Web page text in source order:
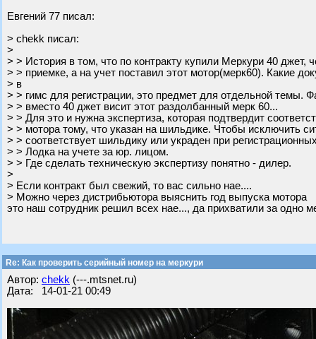
Евгений 77 писал:
> chekk писал:
>
> > История в том, что по контракту купили Меркури 40 джет,
> > приемке, а на учет поставил этот мотор(мерк60). Какие
> в
> > гимс для регистрации, это предмет для отдельной темы.
> > вместо 40 джет висит этот раздолбанный мерк 60...
> > Для это и нужна экспертиза, которая подтвердит
> > мотора тому, что указан на шильдике. Чтобы исключить
> > соответствует шильдику или украден при
> > Лодка на учете за юр. лицом.
> > Где сделать техническую экспертизу понятно - дилер.
>
> Если контракт был свежий, то вас сильно нае....
> Можно через дистрибьютора выяснить год выпуска мотора
это наш сотрудник решил всех нае..., да прихватили за одно
Re: Как проверить серийный номер на меркури
Автор: chekk (---.mtsnet.ru)
Дата: 14-01-21 00:49